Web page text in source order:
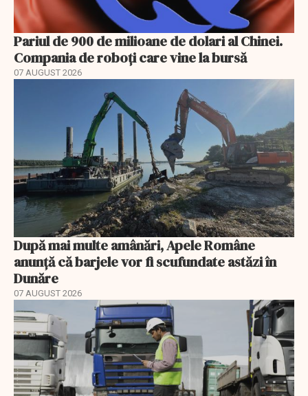
Pariul de 900 de milioane de dolari al Chinei.
Compania de roboți care vine la bursă
07 AUGUST 2026
După mai multe amânări, Apele Române
anunță că barjele vor fi scufundate astăzi în
Dunăre
07 AUGUST 2026